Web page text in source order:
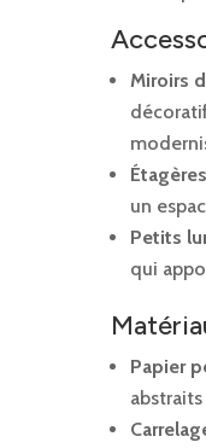
Miroirs
un
Petits
qui
Papier